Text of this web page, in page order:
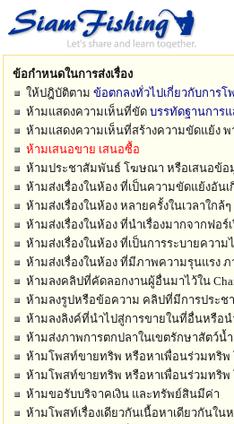
ข้อกำหนดในการส่งเรื่อง
ให้ปฎิบัติตาม ข้อตกลงทั่วไปเกี่ยวกับการ
ห้ามแสดงความเห็นที่ขัด บรรทัดฐานการ
ห้ามแสดงความเห็นที่สร้างความขัดแย้ง
ห้ามเสนอขาย เสนอซื้อ
ห้ามประชาสัมพันธ์ โฆษณา หรือเสนอข้อ
ห้ามส่งเรื่องในห้อง ที่เป็นความขัดแย้งอัน
ห้ามส่งเรื่องในห้อง หลายครั้งในเวลาใก
ห้ามส่งเรื่องในห้อง ที่นำเรื่องมากจากฟอร์เ
ห้ามส่งเรื่องในห้อง ที่เป็นการระบายควา
ห้ามส่งเรื่องในห้อง ที่มีภาพความรุนแรง
ห้ามลงคลิปที่คัดลอกงานผู้อื่นมาไว้ใน
ห้ามลงรูปหรือข้อความ คลิปที่มีการประชา
ห้ามลงลิงค์ที่นำไปสู่การขายในที่อื่นหรือน
ห้ามส่งภาพการตกปลาในเขตรักษาสัตว์น้ำ
ห้ามโพสท์ขายทริพ หรือหาเพื่อนร่วมทริ
ห้ามโพสท์ขายทริพ หรือหาเพื่อนร่วมทริ
ห้ามขอรับบริจาคเงิน และทรัพย์สินมีค่า
ห้ามโพสท์เรื่องเดียวกันเนื้อหาเดียวกันใน